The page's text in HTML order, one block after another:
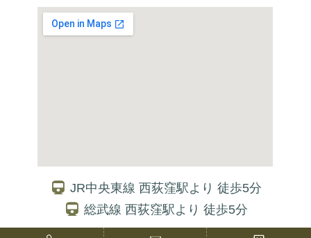
JR中央東線 西荻窪駅より 徒歩5分
総武線 西荻窪駅より 徒歩5分